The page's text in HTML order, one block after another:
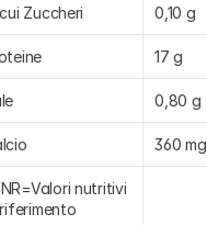
Zuccheri 0,10 g
17 g
0,80 g
360 mg
nutritivi